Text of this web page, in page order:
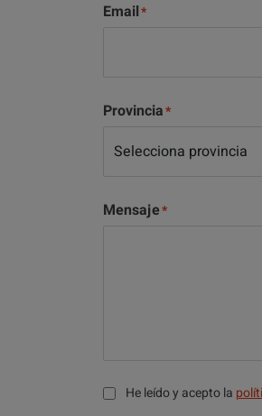
Email
Provincia
Mensaje
He leído y acepto la